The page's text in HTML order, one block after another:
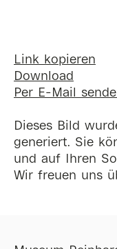
Link kopieren
Download
Per E-Mail
Dieses Bild
generiert. Sie
und auf Ihren
Wir freuen uns